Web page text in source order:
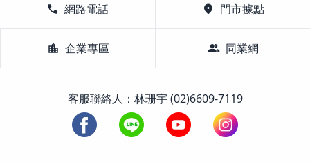
call 網路電話 location_on 門市據點
location_city 企業專區 group 同業網
客服聯絡人：林珊宇 (02)6609-7119